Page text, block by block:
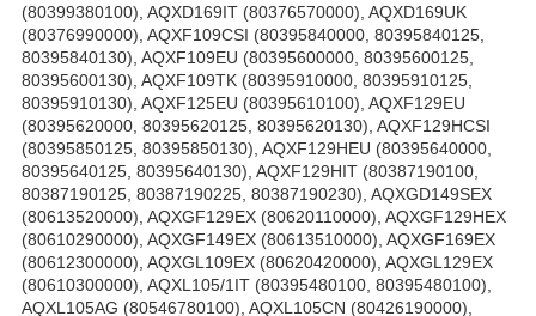
(80399380100), AQXD169IT (80376570000), AQXD169UK
(80376990000), AQXF109CSI (80395840000, 80395840125,
80395840130), AQXF109EU (80395600000, 80395600125,
80395600130), AQXF109TK (80395910000, 80395910125,
80395910130), AQXF125EU (80395610100), AQXF129EU
(80395620000, 80395620125, 80395620130), AQXF129HCSI
(80395850125, 80395850130), AQXF129HEU (80395640000,
80395640125, 80395640130), AQXF129HIT (80387190100,
80387190125, 80387190225, 80387190230), AQXGD149SEX
(80613520000), AQXGF129EX (80620110000), AQXGF129HEX
(80610290000), AQXGF149EX (80613510000), AQXGF169EX
(80612300000), AQXGL109EX (80620420000), AQXGL129EX
(80610300000), AQXL105/1IT (80395480100, 80395480100),
AQXL105AG (80546780100), AQXL105CN (80426190000),